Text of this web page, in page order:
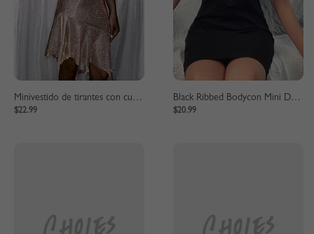
Minivestido de tirantes con cuello en V y espalda con cordones rosa
$22.99
Black Ribbed Bodycon Mini Dress
$20.99